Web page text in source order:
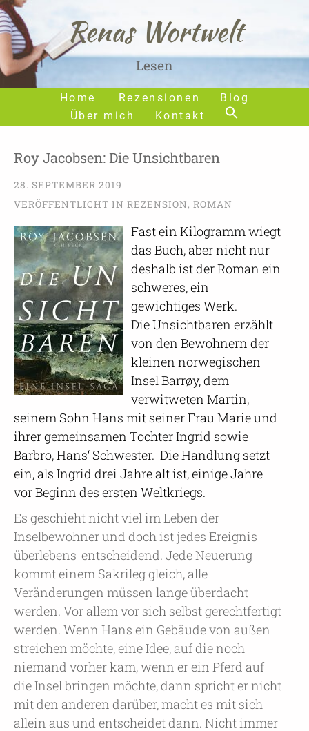
Home Rezensionen
Blog
Über mich
Kontakt
Renas Wortwelt
Lesen
Roy Jacobsen: Die Unsichtbaren
28. SEPTEMBER 2019
VERÖFFENTLICHT IN REZENSION, ROMAN
Fast ein Kilogramm wiegt
das Buch, aber nicht nur
deshalb ist der Roman ein
schweres, ein
gewichtiges Werk.
Die Unsichtbaren erzählt
von den Bewohnern der
kleinen norwegischen
Insel Barrøy, dem
verwitweten Martin,
seinem Sohn Hans mit seiner Frau Marie und
ihrer gemeinsamen Tochter Ingrid sowie
Barbro, Hans‘ Schwester. Die Handlung setzt
ein, als Ingrid drei Jahre alt ist, einige Jahre
vor Beginn des ersten Weltkriegs.
Es geschieht nicht viel im Leben der
Inselbewohner und doch ist jedes Ereignis
überlebens-entscheidend. Jede Neuerung
kommt einem Sakrileg gleich, alle
Veränderungen müssen lange überdacht
werden. Vor allem vor sich selbst gerechtfertigt
werden. Wenn Hans ein Gebäude von außen
streichen möchte, eine Idee, auf die noch
niemand vorher kam, wenn er ein Pferd auf
die Insel bringen möchte, dann spricht er nicht
mit den anderen darüber, macht es mit sich
allein aus und entscheidet dann. Nicht immer